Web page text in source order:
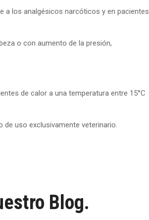
a los analgésicos narcóticos y en pacientes
o con aumento de la presión,
de calor a una temperatura entre 15°C
uso exclusivamente veterinario.
Blog.